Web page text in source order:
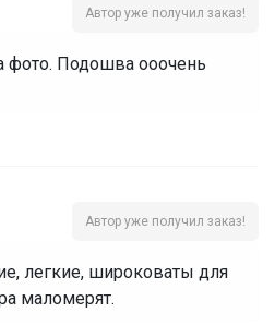
Автор уже получил заказ!
фото. Подошва ооочень
Автор уже получил заказ!
легкие, широковаты для
маломерят.